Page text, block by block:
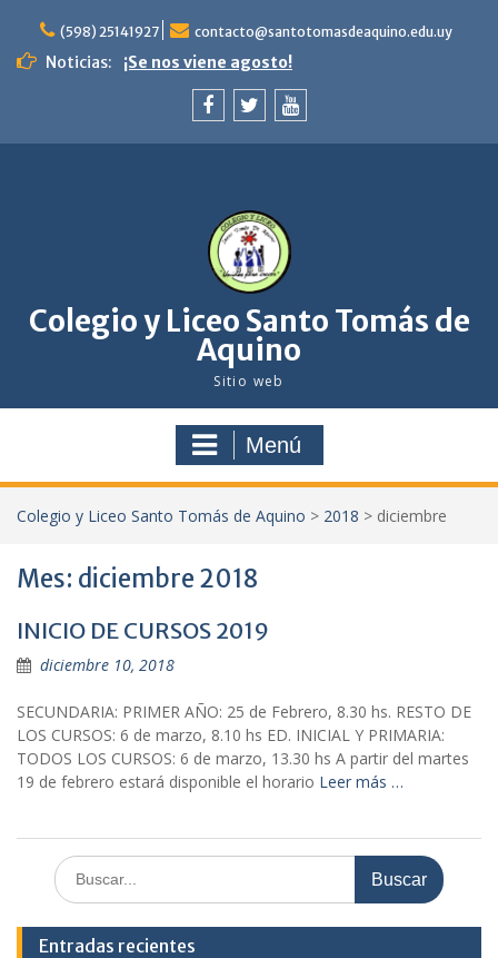
contenido
(598) 25141927 contacto@santotomasdeaquino.edu.uy
Noticias:
¡Se nos viene agosto!
Celebración del Bautismo. Niños de 4to y 5to
de primaria. Familia y comunidad en camino
Colegio y Liceo Santo Tomás de
Aquino
Sitio web
Menú
Colegio y Liceo Santo Tomás de Aquino > 2018 > diciembre
Mes: diciembre 2018
INICIO DE CURSOS 2019
diciembre 10, 2018
SECUNDARIA: PRIMER AÑO: 25 de Febrero, 8.30 hs. RESTO DE
LOS CURSOS: 6 de marzo, 8.10 hs ED. INICIAL Y PRIMARIA:
TODOS LOS CURSOS: 6 de marzo, 13.30 hs A partir del martes
19 de febrero estará disponible el horario Leer más …
Buscar:
Entradas recientes